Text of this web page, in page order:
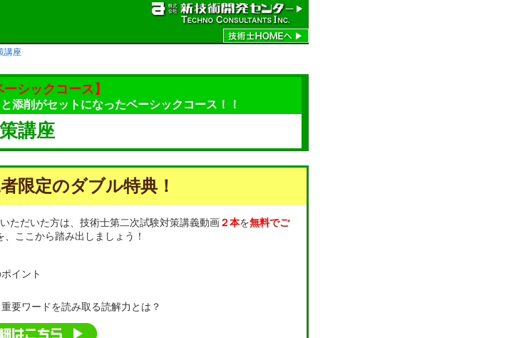
講座
シックコース】
添削がセットになったベーシックコース！！
講座
限定のダブル特典！
ただいた方は、技術士第二次試験対策講義動画 ２本を無料でご
ここから踏み出しましょう！
イント
要ワードを読み取る読解力とは？